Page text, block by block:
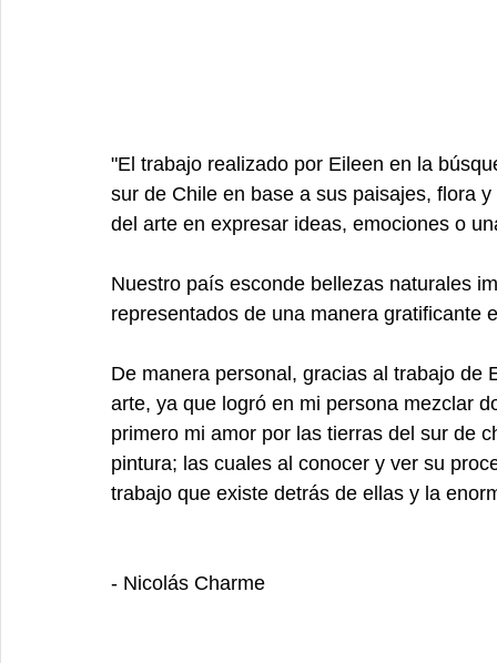
"El trabajo realizado por Eileen en la
sur de Chile en base a sus paisajes, flora
del arte en expresar ideas, emociones o
Nuestro país esconde bellezas naturales
representados de una manera gratificante
De manera personal, gracias al trabajo
arte, ya que logró en mi persona mezclar
primero mi amor por las tierras del sur de
pintura; las cuales al conocer y ver su
trabajo que existe detrás de ellas y la
- Nicolás Charme